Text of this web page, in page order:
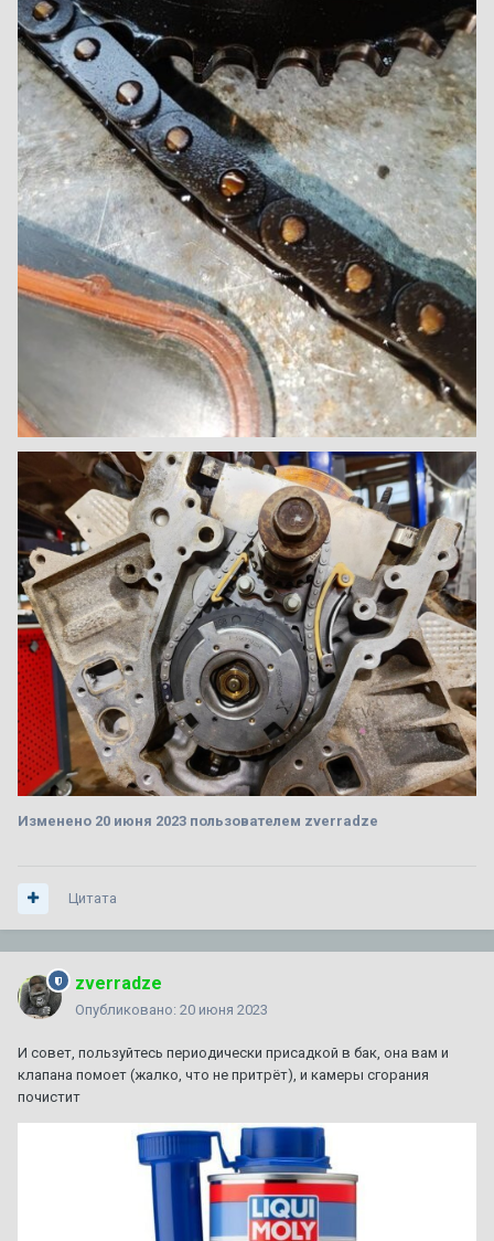
Изменено 20 июня 2023 пользователем zverradze
Цитата
zverradze
Опубликовано: 20 июня 2023
И совет, пользуйтесь периодически присадкой в бак, она вам и
клапана помоет (жалко, что не притрёт), и камеры сгорания
почистит